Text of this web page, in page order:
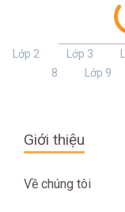
Lớp 2 Lớp 3
8
Lớp 9
Giới thiệu
Về chúng tôi